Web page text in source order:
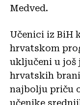
Medved.
Učenici iz BiH
hrvatskom
uključeni u još
hrvatskih
najbolju priču
učenike